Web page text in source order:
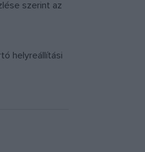
szerint az
helyreállítási